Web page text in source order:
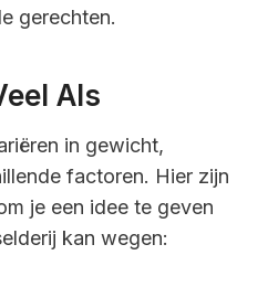
gerechten.
Als
in gewicht,
factoren. Hier zijn
je een idee te geven
kan wegen: